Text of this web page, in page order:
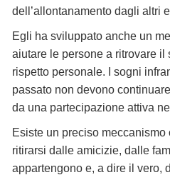
dell’allontanamento dagli altri
Egli ha sviluppato anche un
aiutare le persone a ritrovare il
rispetto personale. I sogni
passato non devono
da una partecipazione attiva
Esiste un preciso
ritirarsi dalle amicizie, dalle
appartengono e, a dire il vero,